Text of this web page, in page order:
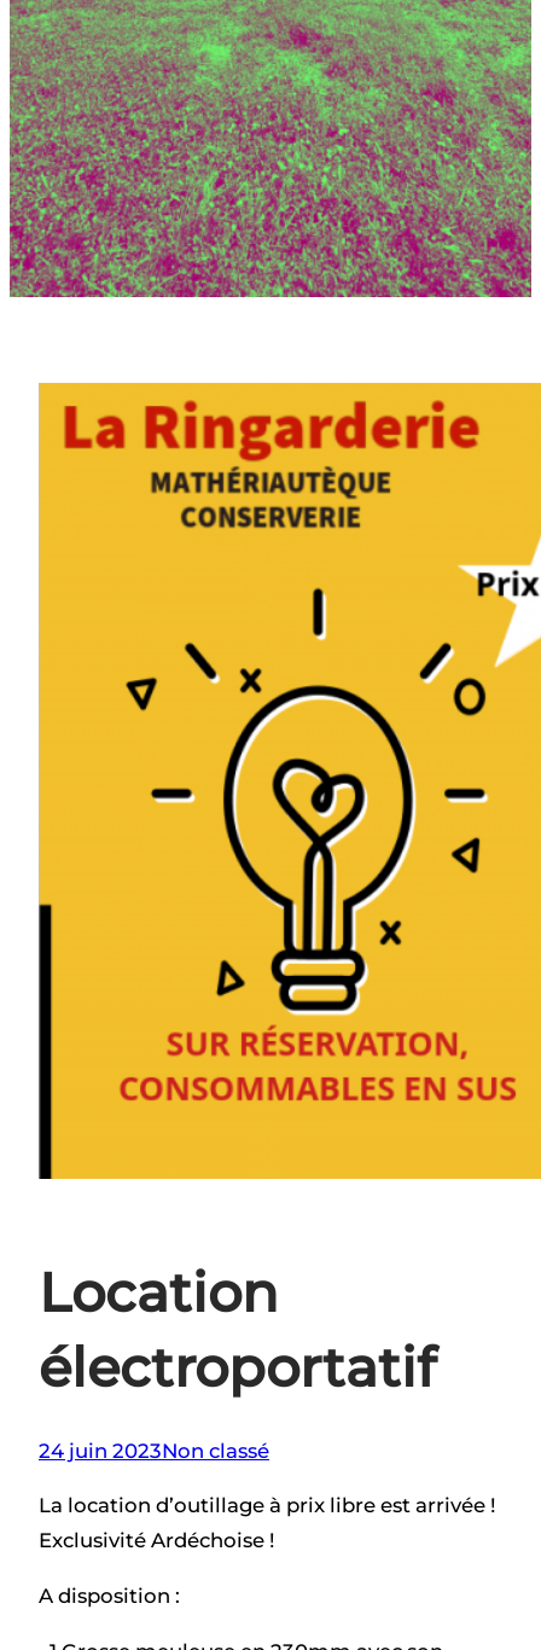
Location
électroportatif
24 juin 2023Non classé
La location d’outillage à prix libre est arrivée !
Exclusivité Ardéchoise !
A disposition :